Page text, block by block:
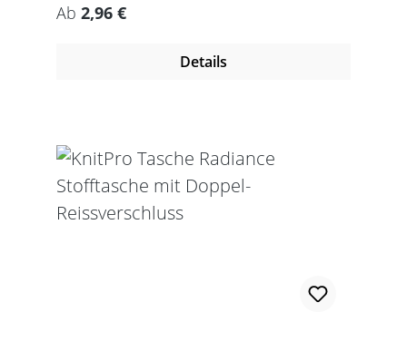
Regulärer Preis:
Ab 2,96 €
Details